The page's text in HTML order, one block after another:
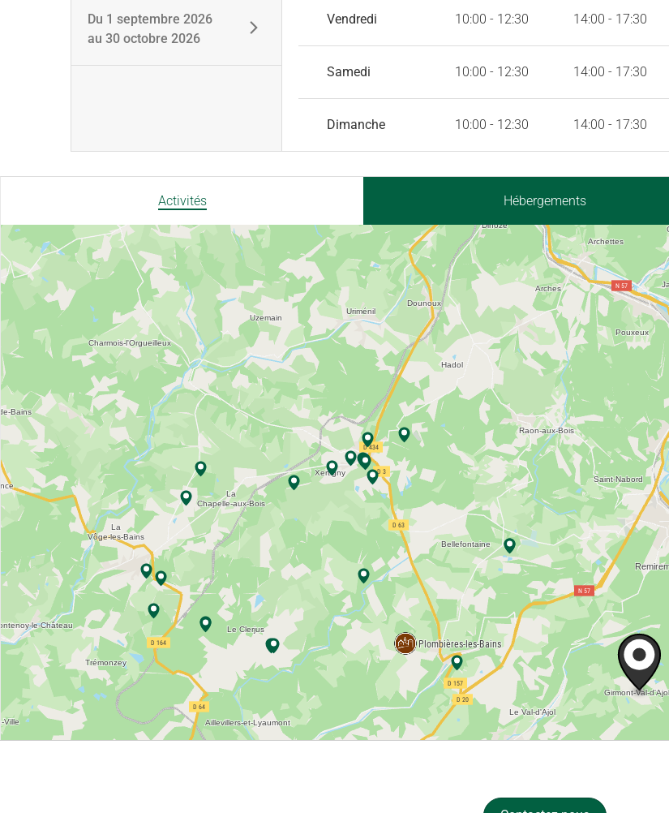
Du 1 septembre 2026
au 30 octobre 2026
Vendredi 10:00 - 12:30 14:00 - 17:30
Samedi 10:00 - 12:30 14:00 - 17:30
Dimanche 10:00 - 12:30 14:00 - 17:30
Activités Hébergements